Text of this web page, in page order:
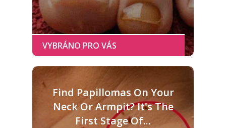
Find Papillomas On Your
Neck Or Armpit? It's The
First Stage Of...